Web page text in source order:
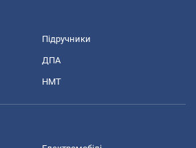
Підручники
ДПА
НМТ